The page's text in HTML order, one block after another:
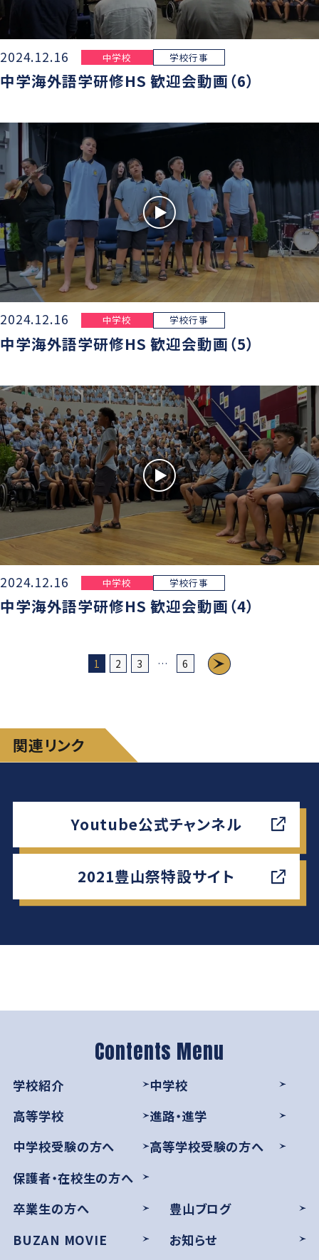
2024.12.16 中学校 学校行事
中学海外語学研修HS 歓迎会動画（6）
2024.12.16 中学校 学校行事
中学海外語学研修HS 歓迎会動画（5）
2024.12.16 中学校 学校行事
中学海外語学研修HS 歓迎会動画（4）
1 2 3 … 6
関連リンク
Youtube公式チャンネル
2021豊山祭特設サイト
学校紹介
中学校
高等学校
進路・進学
中学校受験の方へ
高等学校受験の方へ
保護者・在校生の方へ
卒業生の方へ
豊山ブログ
BUZAN MOVIE
お知らせ